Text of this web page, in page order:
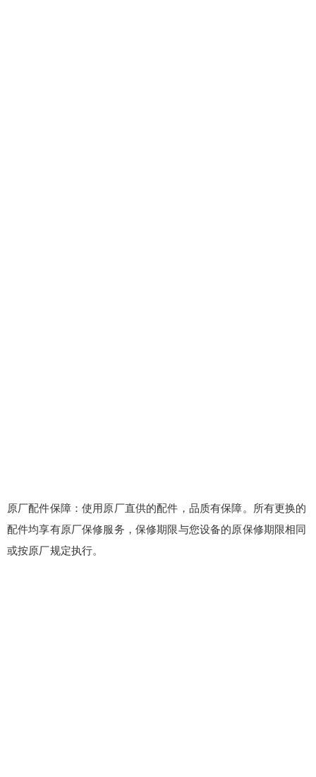
原厂配件保障：使用原厂直供的配件，品质有保障。所有更换的
配件均享有原厂保修服务，保修期限与您设备的原保修期限相同
或按原厂规定执行。